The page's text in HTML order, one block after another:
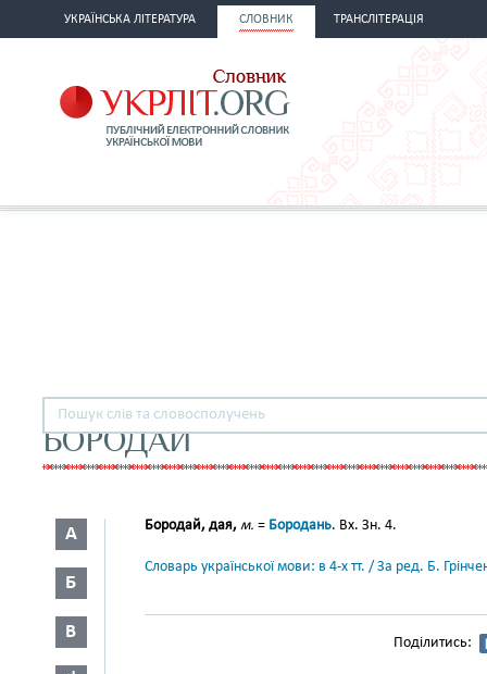
УКРАЇНСЬКА ЛІТЕРАТУРА СЛОВНИК ТРАНСЛІТЕРАЦІЯ
БОРОДАЙ
А
Б
В
Бородай, дая, м. = Бородань. Вх. Зн. 4.
Словарь української мови: в 4-х тт. / За ред. Б.
Поділитись: